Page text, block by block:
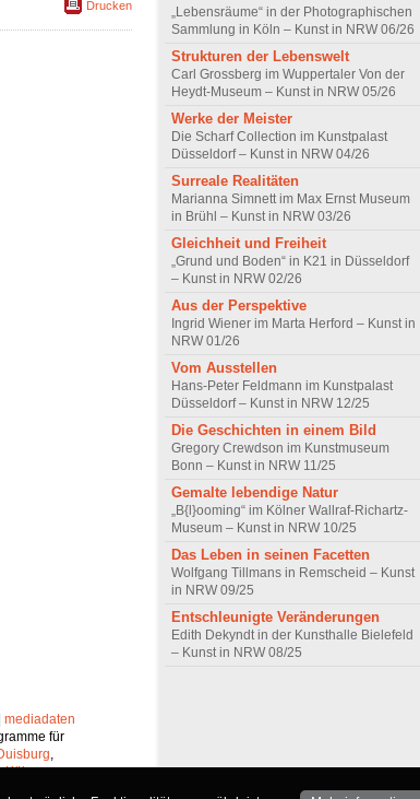
Drucken
„Lebensräume“ in der Photographischen
Sammlung in Köln – Kunst in NRW 06/26
Strukturen der Lebenswelt
Carl Grossberg im Wuppertaler Von der
Heydt-Museum – Kunst in NRW 05/26
Werke der Meister
Die Scharf Collection im Kunstpalast
Düsseldorf – Kunst in NRW 04/26
Surreale Realitäten
Marianna Simnett im Max Ernst Museum
in Brühl – Kunst in NRW 03/26
Gleichheit und Freiheit
„Grund und Boden“ in K21 in Düsseldorf
– Kunst in NRW 02/26
Aus der Perspektive
Ingrid Wiener im Marta Herford – Kunst in
NRW 01/26
Vom Ausstellen
Hans-Peter Feldmann im Kunstpalast
Düsseldorf – Kunst in NRW 12/25
Die Geschichten in einem Bild
Gregory Crewdson im Kunstmuseum
Bonn – Kunst in NRW 11/25
Gemalte lebendige Natur
„B{l}ooming“ im Kölner Wallraf-Richartz-
Museum – Kunst in NRW 10/25
Das Leben in seinen Facetten
Wolfgang Tillmans in Remscheid – Kunst
in NRW 09/25
Entschleunigte Veränderungen
Edith Dekyndt in der Kunsthalle Bielefeld
– Kunst in NRW 08/25
mediadaten
für
,
Köln,